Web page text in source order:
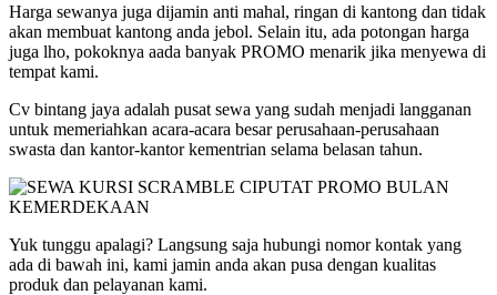
Harga sewanya juga dijamin anti mahal, ringan di kantong dan tidak
akan membuat kantong anda jebol. Selain itu, ada potongan harga
juga lho, pokoknya aada banyak PROMO menarik jika menyewa di
tempat kami.
Cv bintang jaya adalah pusat sewa yang sudah menjadi langganan
untuk memeriahkan acara-acara besar perusahaan-perusahaan
swasta dan kantor-kantor kementrian selama belasan tahun.
Yuk tunggu apalagi? Langsung saja hubungi nomor kontak yang
ada di bawah ini, kami jamin anda akan pusa dengan kualitas
produk dan pelayanan kami.